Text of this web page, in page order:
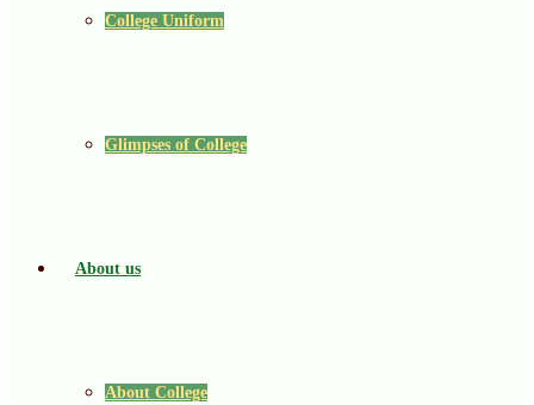
College Uniform
Glimpses of College
About us
About College